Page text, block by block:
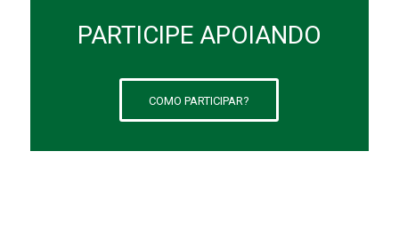
PARTICIPE APOIANDO
COMO PARTICIPAR?